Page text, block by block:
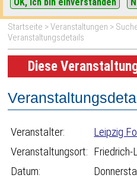
Startseite >Veranstaltungen >
Veranstaltungsdetails
Diese
Veranstalter:
Leipzig
Veranstaltungsort:
Datum: